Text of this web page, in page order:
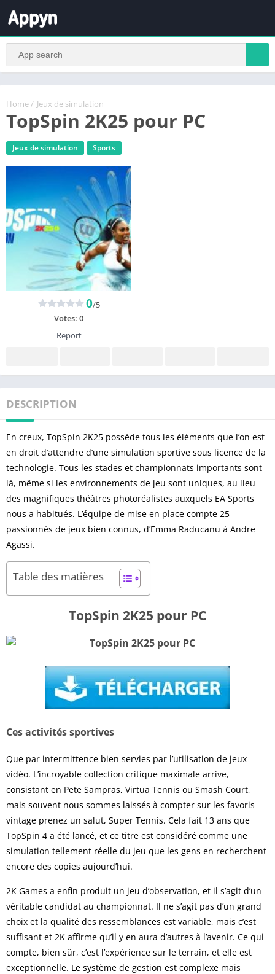
Home / Jeux de simulation
TopSpin 2K25 pour PC
Jeux de simulation Sports
0/5
Votes: 0
Report
DESCRIPTION
En creux, TopSpin 2K25 possède tous les éléments que l’on est
en droit d’attendre d’une simulation sportive sous licence de la
technologie. Tous les stades et championnats importants sont
là, même si les environnements de jeu sont uniques, au lieu
des magnifiques théâtres photoréalistes auxquels EA Sports
nous a habitués. L’équipe de mise en place compte 25
passionnés de jeux bien connus, d’Emma Raducanu à Andre
Agassi.
Table des matières
TopSpin 2K25 pour PC
Ces activités sportives
Que par intermittence bien servies par l’utilisation de jeux
vidéo. L’incroyable collection critique maximale arrive,
consistant en Pete Sampras, Virtua Tennis ou Smash Court,
mais souvent nous sommes laissés à compter sur les favoris
vintage prenez un salut, Super Tennis. Cela fait 13 ans que
TopSpin 4 a été lancé, et ce titre est considéré comme une
simulation tellement réelle du jeu que les gens en recherchent
encore des copies aujourd’hui.
2K Games a enfin produit un jeu d’observation, et il s’agit d’un
véritable candidat au championnat. Il ne s’agit pas d’un grand
choix et la qualité des ressemblances est variable, mais c’est
suffisant et 2K affirme qu’il y en aura d’autres à l’avenir. Ce qui
compte, bien sûr, c’est l’expérience sur le terrain, et elle est
exceptionnelle. Le système de gestion est complexe mais